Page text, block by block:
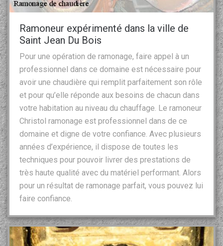
Ramoneur expérimenté dans la ville de
Saint Jean Du Bois
Pour une opération de ramonage, faire appel à un
professionnel dans ce domaine est nécessaire pour
avoir une chaudière qui remplit parfaitement son rôle
et pour qu’elle réponde aux besoins de chacun dans
votre habitation au niveau du chauffage. Le ramoneur
Christol ramonage est professionnel dans de ce
domaine et digne de votre confiance. Avec plusieurs
années d’expérience, il dispose de toutes les
techniques pour pouvoir livrer des prestations de
très haute qualité avec du matériel performant. Alors
pour un résultat de ramonage parfait, vous pouvez lui
faire confiance.